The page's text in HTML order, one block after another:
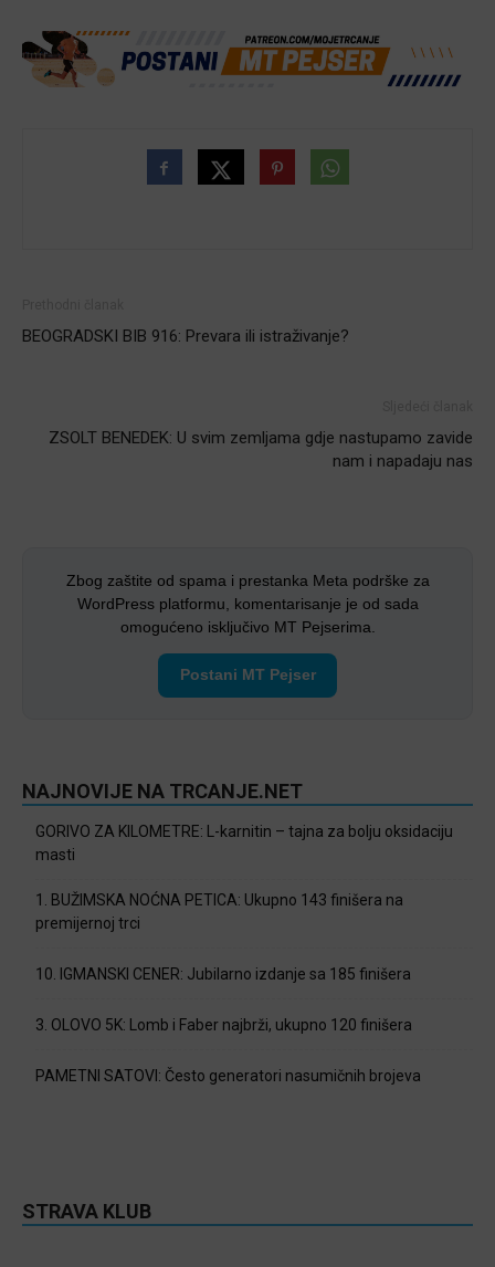
BEOGRADSKI BIB 916: Prevara ili istraživanje?
ZSOLT BENEDEK: U svim zemljama gdje nastupamo zavide
nam i napadaju nas
Zbog zaštite od spama i prestanka Meta podrške za
WordPress platformu, komentarisanje je od sada
omogućeno isključivo MT Pejserima.
Postani MT Pejser
NAJNOVIJE NA TRCANJE.NET
GORIVO ZA KILOMETRE: L-karnitin – tajna za bolju oksidaciju
masti
1. BUŽIMSKA NOĆNA PETICA: Ukupno 143 finišera na
premijernoj trci
10. IGMANSKI CENER: Jubilarno izdanje sa 185 finišera
3. OLOVO 5K: Lomb i Faber najbrži, ukupno 120 finišera
PAMETNI SATOVI: Često generatori nasumičnih brojeva
STRAVA KLUB